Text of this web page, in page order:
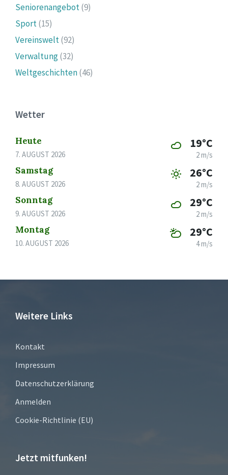
Seniorenangebot(9)
Sport(15)
Vereinswelt(92)
Verwaltung(32)
Weltgeschichten(46)
Wetter
Heute
7. AUGUST 2026
19°C
2 m/s
Samstag
8. AUGUST 2026
26°C
2 m/s
Sonntag
9. AUGUST 2026
29°C
2 m/s
Montag
10. AUGUST 2026
29°C
4 m/s
Weitere Links
Kontakt
Impressum
Datenschutzerklärung
Anmelden
Cookie-Richtlinie (EU)
Jetzt mitfunken!